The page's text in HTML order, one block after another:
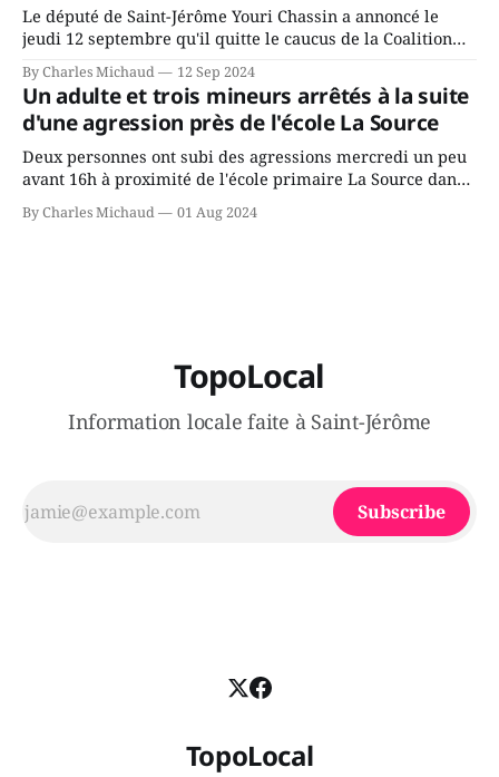
Le député de Saint-Jérôme Youri Chassin a annoncé le
jeudi 12 septembre qu'il quitte le caucus de la Coalition
Avenir Québec de François Legault parce qu'il est déçu du
gouvernement de la CAQ, surtout de son incapacité, qu'il
juge chronique, à offrir des
By Charles Michaud 12 Sep 2024
Un adulte et trois mineurs arrêtés à la suite
d'une agression près de l'école La Source
Deux personnes ont subi des agressions mercredi un peu
avant 16h à proximité de l'école primaire La Source dans
le secteur Bellefeuille de Saint-Jérôme. L'une de deux
victimes aurait été écrasée sous un véhicule et aspergée
By Charles Michaud 01 Aug 2024
TopoLocal
Information locale faite à Saint-Jérôme
Subscribe
TopoLocal